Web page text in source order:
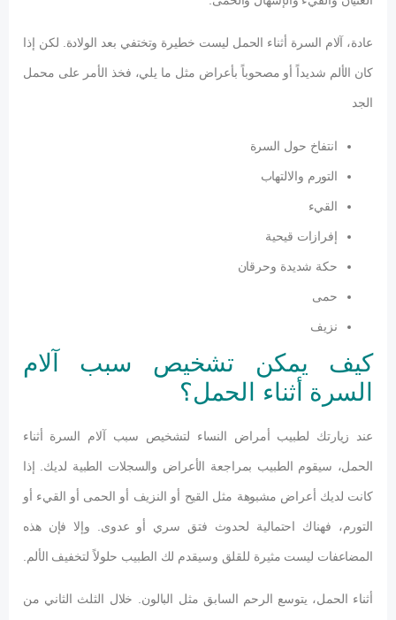
عادة، آلام السرة أثناء الحمل ليست خطيرة وتختفي بعد الولادة. لكن إذا
كان الألم شديداً أو مصحوباً بأعراض مثل ما يلي، فخذ الأمر على محمل
الجد
انتفاخ حول السرة
التورم والالتهاب
القيء
إفرازات قيحية
حكة شديدة وحرقان
حمى
نزيف
كيف يمكن تشخيص سبب آلام
السرة أثناء الحمل؟
عند زيارتك لطبيب أمراض النساء لتشخيص سبب آلام السرة أثناء
الحمل، سيقوم الطبيب بمراجعة الأعراض والسجلات الطبية لديك. إذا
كانت لديك أعراض مشبوهة مثل القيح أو النزيف أو الحمى أو القيء أو
التورم، فهناك احتمالية لحدوث فتق سري أو عدوى. وإلا فإن هذه
المضاعفات ليست مثيرة للقلق وسيقدم لك الطبيب حلولاً لتخفيف الألم.
أثناء الحمل، يتوسع الرحم السابق مثل البالون. خلال الثلث الثاني من